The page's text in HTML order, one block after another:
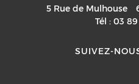
5 Rue de Mulhouse
Tél :03 89
SUIVEZ-